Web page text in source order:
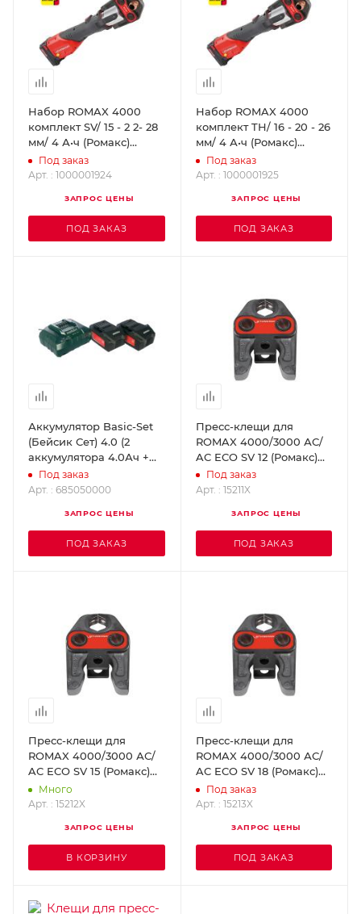
Набор ROMAX 4000
комплект SV/ 15 - 2 2- 28
мм/ 4 А•ч (Ромакс)
ROTHENBERGER
1000001924
Под заказ
Арт. : 1000001924
ЗАПРОС ЦЕНЫ
ПОД ЗАКАЗ
Набор ROMAX 4000
комплект TH/ 16 - 20 - 26
мм/ 4 А•ч (Ромакс)
ROTHENBERGER
1000001925
Под заказ
Арт. : 1000001925
ЗАПРОС ЦЕНЫ
ПОД ЗАКАЗ
Аккумулятор Basic-Set
(Бейсик Сет) 4.0 (2
аккумулятора 4.0Ач +
ЗУ ASC 30-36)
ROTHENBERGER
Под заказ
Арт. : 685050000
ЗАПРОС ЦЕНЫ
ПОД ЗАКАЗ
Пресс-клещи для
ROMAX 4000/3000 АС/
AC ECO SV 12 (Ромакс)
ROTHENBERGER 15211X
Под заказ
Арт. : 15211X
ЗАПРОС ЦЕНЫ
ПОД ЗАКАЗ
Пресс-клещи для
ROMAX 4000/3000 АС/
AC ECO SV 15 (Ромакс)
ROTHENBERGER 15212X
Много
Арт. : 15212X
ЗАПРОС ЦЕНЫ
В КОРЗИНУ
Пресс-клещи для
ROMAX 4000/3000 АС/
AC ECO SV 18 (Ромакс)
ROTHENBERGER 15213X
Под заказ
Арт. : 15213X
ЗАПРОС ЦЕНЫ
ПОД ЗАКАЗ